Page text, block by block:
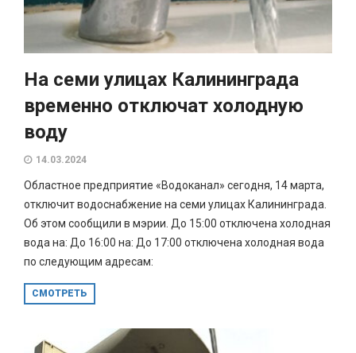
На семи улицах Калининграда
временно отключат холодную
воду
14.03.2024
Областное предприятие «Водоканал» сегодня, 14 марта,
отключит водоснабжение на семи улицах Калининграда.
Об этом сообщили в мэрии. До 15:00 отключена холодная
вода на: До 16:00 на: До 17:00 отключена холодная вода
по следующим адресам:
СМОТРЕТЬ